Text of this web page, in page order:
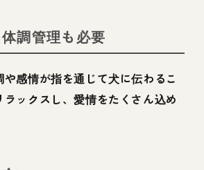
調管理も必要
感情が指を通じて犬に伝わるこ
ラックスし、愛情をたくさん込め